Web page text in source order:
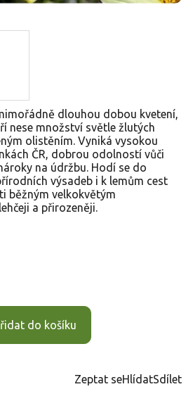
do košíku
dlouhou dobou kvetení,
nese množství světle žlutých
olistěním. Vyniká vysokou
ČR, dobrou odolností vůči
na údržbu. Hodí se do
výsadeb i k lemům cest
běžným velkokvětým
a přirozeněji.
Zeptat seHlídatSdílet